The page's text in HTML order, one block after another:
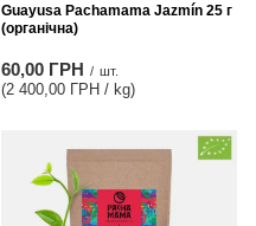
Guayusa Pachamama Jazmín 25 г
(органічна)
60,00 ГРН / шт.
(2 400,00 ГРН / kg)